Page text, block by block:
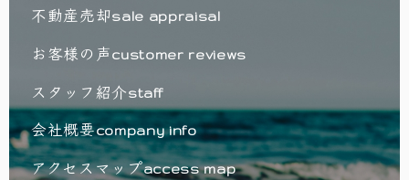
不動産売却sale appraisal
お客様の声customer reviews
スタッフ紹介staff
会社概要company info
アクセスマップaccess map